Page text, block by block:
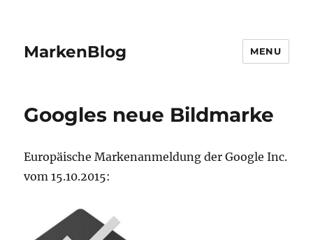
MarkenBlog MENU
Googles neue Bildmarke
Europäische Markenanmeldung der Google Inc.
vom 15.10.2015: